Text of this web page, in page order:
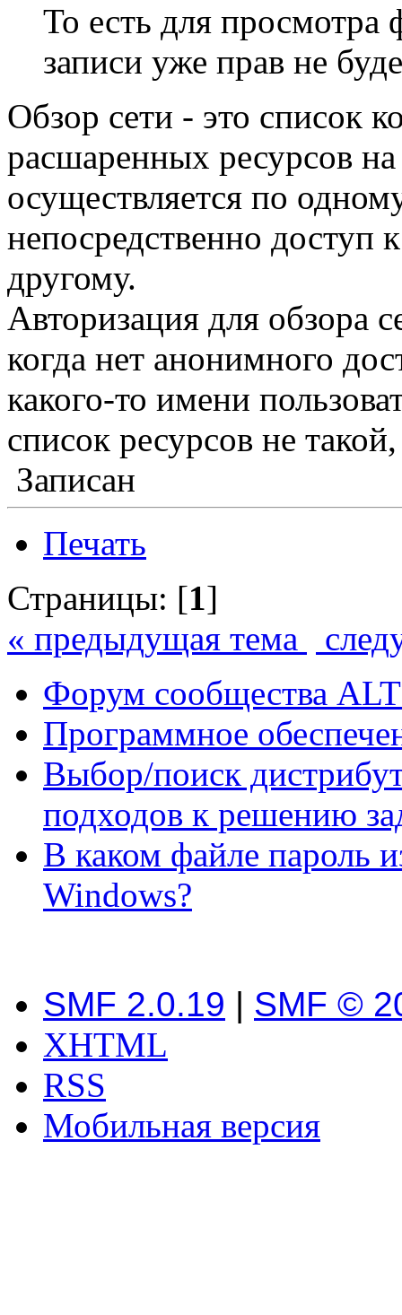
То есть для просмотра
записи уже прав не
Обзор сети - это список
расшаренных ресурсов
осуществляется по
непосредственно доступ
другому.
Авторизация для обзора
когда нет анонимного
какого-то имени
список ресурсов не
Записан
Печать
Страницы: [1]
« предыдущая тема
Форум сообщества
Программное
Выбор/поиск
подходов к решению
В каком файле пароль
Windows?
SMF 2.0.19 | SMF ©
XHTML
RSS
Мобильная версия